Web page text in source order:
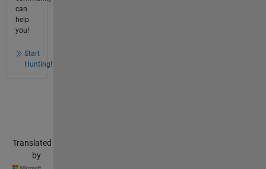
can
help
you!
Start
Hunting!
Translated
by